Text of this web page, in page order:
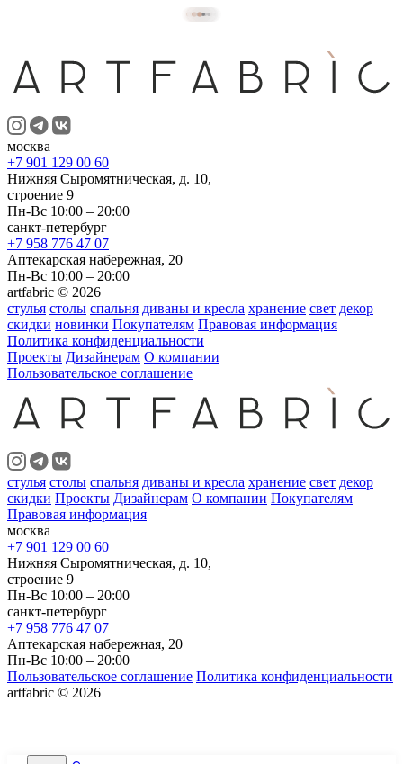
москва
+7 901 129 00 60
Нижняя Сыромятническая, д. 10,
строение 9
Пн-Вс 10:00 – 20:00
санкт-петербург
+7 958 776 47 07
Аптекарская набережная, 20
Пн-Вс 10:00 – 20:00
artfabric © 2026
стулья столы спальня диваны и кресла хранение свет декор
скидки новинки Покупателям Правовая информация
Политика конфиденциальности
Проекты Дизайнерам О компании
Пользовательское соглашение
стулья столы спальня диваны и кресла хранение свет декор
скидки Проекты Дизайнерам О компании Покупателям
Правовая информация
москва
+7 901 129 00 60
Нижняя Сыромятническая, д. 10,
строение 9
Пн-Вс 10:00 – 20:00
санкт-петербург
+7 958 776 47 07
Аптекарская набережная, 20
Пн-Вс 10:00 – 20:00
Пользовательское соглашение Политика конфиденциальности
artfabric © 2026